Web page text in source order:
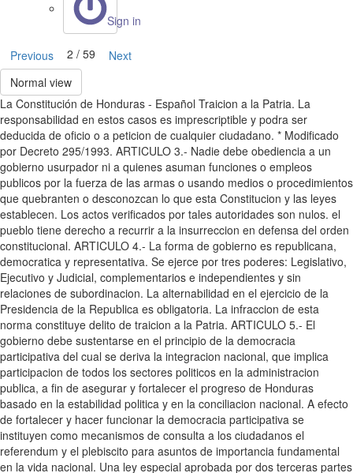
Sign in
Previous 2 / 59
Next
Normal view
La Constitución de Honduras - Español Traicion a la Patria. La
responsabilidad en estos casos es imprescriptible y podra ser
deducida de oficio o a peticion de cualquier ciudadano. * Modificado
por Decreto 295/1993. ARTICULO 3.- Nadie debe obediencia a un
gobierno usurpador ni a quienes asuman funciones o empleos
publicos por la fuerza de las armas o usando medios o procedimientos
que quebranten o desconozcan lo que esta Constitucion y las leyes
establecen. Los actos verificados por tales autoridades son nulos. el
pueblo tiene derecho a recurrir a la insurreccion en defensa del orden
constitucional. ARTICULO 4.- La forma de gobierno es republicana,
democratica y representativa. Se ejerce por tres poderes: Legislativo,
Ejecutivo y Judicial, complementarios e independientes y sin
relaciones de subordinacion. La alternabilidad en el ejercicio de la
Presidencia de la Republica es obligatoria. La infraccion de esta
norma constituye delito de traicion a la Patria. ARTICULO 5.- El
gobierno debe sustentarse en el principio de la democracia
participativa del cual se deriva la integracion nacional, que implica
participacion de todos los sectores politicos en la administracion
publica, a fin de asegurar y fortalecer el progreso de Honduras
basado en la estabilidad politica y en la conciliacion nacional. A efecto
de fortalecer y hacer funcionar la democracia participativa se
instituyen como mecanismos de consulta a los ciudadanos el
referendum y el plebiscito para asuntos de importancia fundamental
en la vida nacional. Una ley especial aprobada por dos terceras partes